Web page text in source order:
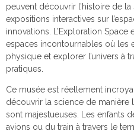
peuvent découvrir l’histoire de
expositions interactives sur
innovations. L’Exploration
espaces incontournables où les
physique et explorer l’univers à
pratiques.
Ce musée est réellement
découvrir la science de manière
sont majestueuses. Les enfants
avions ou du train à travers le